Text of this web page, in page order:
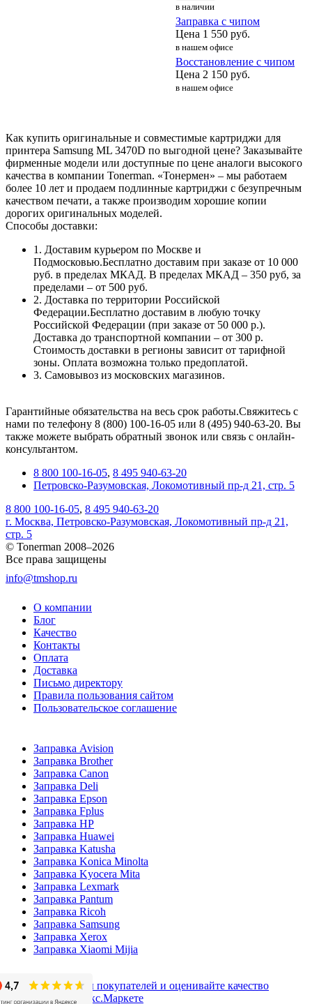
в наличии
Заправка с чипом
Цена 1 550 руб.
в нашем офисе
Восстановление с чипом
Цена 2 150 руб.
в нашем офисе
Как купить оригинальные и совместимые картриджи для
принтера Samsung ML 3470D по выгодной цене? Заказывайте
фирменные модели или доступные по цене аналоги высокого
качества в компании Tonerman. «Тонермен» – мы работаем
более 10 лет и продаем подлинные картриджи с безупречным
качеством печати, а также производим хорошие копии
дорогих оригинальных моделей.
Способы доставки:
1. Доставим курьером по Москве и
Подмосковью.Бесплатно доставим при заказе от 10 000
руб. в пределах МКАД. В пределах МКАД – 350 руб, за
пределами – от 500 руб.
2. Доставка по территории Российской
Федерации.Бесплатно доставим в любую точку
Российской Федерации (при заказе от 50 000 р.).
Доставка до транспортной компании – от 300 р.
Стоимость доставки в регионы зависит от тарифной
зоны. Оплата возможна только предоплатой.
3. Самовывоз из московских магазинов.
Гарантийные обязательства на весь срок работы.Свяжитесь с
нами по телефону 8 (800) 100-16-05 или 8 (495) 940-63-20. Вы
также можете выбрать обратный звонок или связь с онлайн-
консультантом.
8 800 100-16-05, 8 495 940-63-20
Петровско-Разумовская, Локомотивный пр-д 21, стр. 5
8 800 100-16-05, 8 495 940-63-20
г. Москва, Петровско-Разумовская, Локомотивный пр-д 21,
стр. 5
© Tonerman 2008–2026
Все права защищены
info@tmshop.ru
О компании
Блог
Качество
Контакты
Оплата
Доставка
Письмо директору
Правила пользования сайтом
Пользовательское соглашение
Заправка Avision
Заправка Brother
Заправка Canon
Заправка Deli
Заправка Epson
Заправка Fplus
Заправка HP
Заправка Huawei
Заправка Katusha
Заправка Konica Minolta
Заправка Kyocera Mita
Заправка Lexmark
Заправка Pantum
Заправка Ricoh
Заправка Samsung
Заправка Xerox
Заправка Xiaomi Mijia